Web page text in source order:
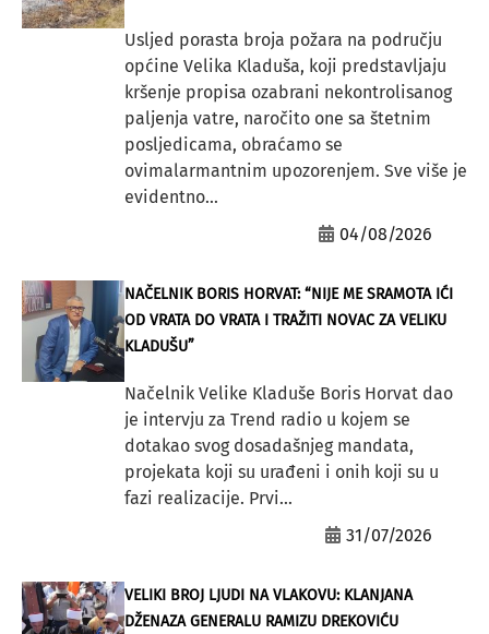
Usljed porasta broja požara na području
općine Velika Kladuša, koji predstavljaju
kršenje propisa ozabrani nekontrolisanog
paljenja vatre, naročito one sa štetnim
posljedicama, obraćamo se
ovimalarmantnim upozorenjem. Sve više je
evidentno...
04/08/2026
NAČELNIK BORIS HORVAT: “NIJE ME SRAMOTA IĆI
OD VRATA DO VRATA I TRAŽITI NOVAC ZA VELIKU
KLADUŠU”
Načelnik Velike Kladuše Boris Horvat dao
je intervju za Trend radio u kojem se
dotakao svog dosadašnjeg mandata,
projekata koji su urađeni i onih koji su u
fazi realizacije. Prvi...
31/07/2026
VELIKI BROJ LJUDI NA VLAKOVU: KLANJANA
DŽENAZA GENERALU RAMIZU DREKOVIĆU